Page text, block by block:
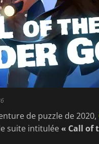
de puzzle de 2020,
suite intitulée« Call of